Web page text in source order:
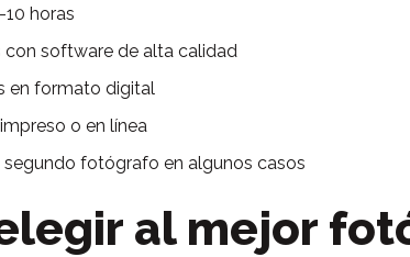
horas
software de alta calidad
en formato digital
o en línea
segundo fotógrafo en algunos casos
al mejor